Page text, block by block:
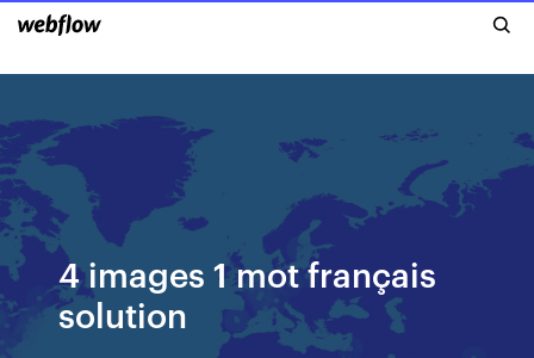
4 images 1 mot français
solution